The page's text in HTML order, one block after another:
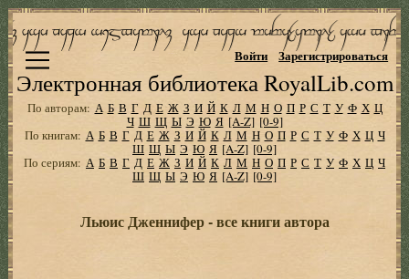
Электронная библиотека RoyalLib.com
Войти Зарегистрироваться
По авторам: А Б В Г Д Е Ж З И Й К Л М Н О П Р С Т У Ф Х Ц
Ч Ш Щ Ы Э Ю Я [A-Z] [0-9]
По книгам: А Б В Г Д Е Ж З И Й К Л М Н О П Р С Т У Ф Х Ц Ч
Ш Щ Ы Э Ю Я [A-Z] [0-9]
По сериям: А Б В Г Д Е Ж З И Й К Л М Н О П Р С Т У Ф Х Ц Ч
Ш Щ Ы Э Ю Я [A-Z] [0-9]
Льюис Дженнифер - все книги автора